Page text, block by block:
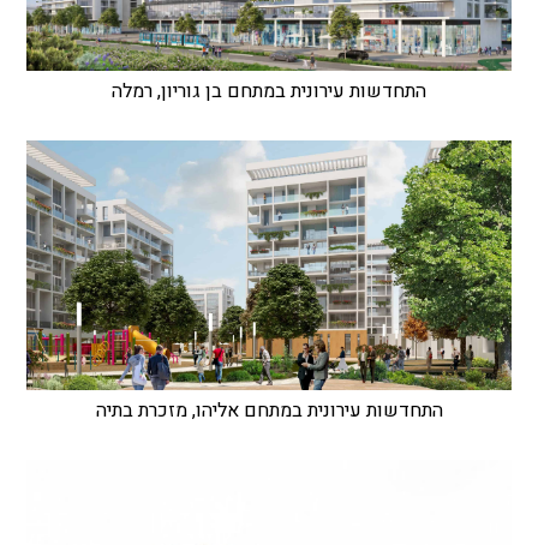
התחדשות עירונית במתחם בן גוריון, רמלה
התחדשות עירונית במתחם אליהו, מזכרת בתיה